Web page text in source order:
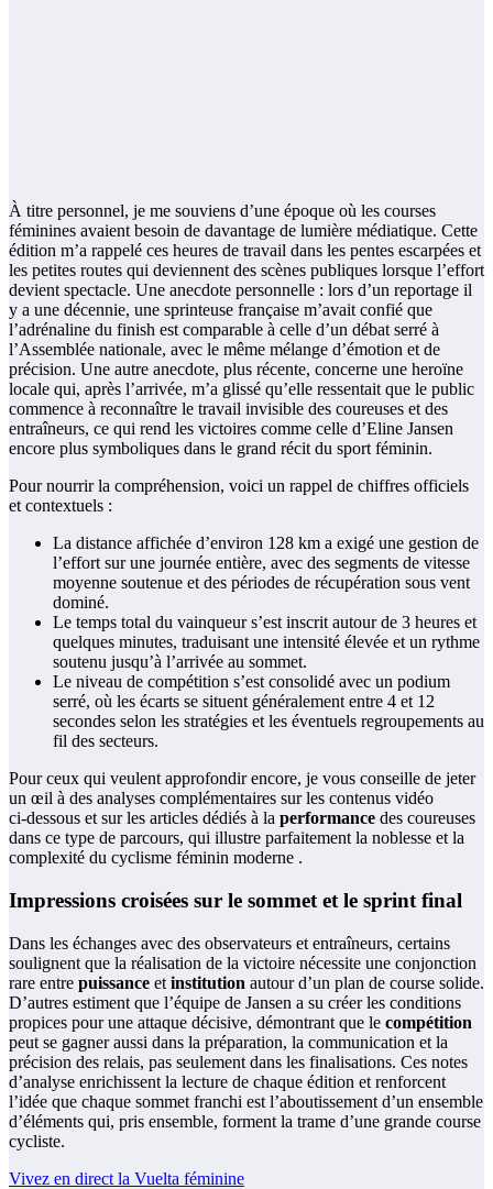
À titre personnel, je me souviens d’une époque où les courses
féminines avaient besoin de davantage de lumière médiatique. Cette
édition m’a rappelé ces heures de travail dans les pentes escarpées et
les petites routes qui deviennent des scènes publiques lorsque l’effort
devient spectacle. Une anecdote personnelle : lors d’un reportage il
y a une décennie, une sprinteuse française m’avait confié que
l’adrénaline du finish est comparable à celle d’un débat serré à
l’Assemblée nationale, avec le même mélange d’émotion et de
précision. Une autre anecdote, plus récente, concerne une heroïne
locale qui, après l’arrivée, m’a glissé qu’elle ressentait que le public
commence à reconnaître le travail invisible des coureuses et des
entraîneurs, ce qui rend les victoires comme celle d’Eline Jansen
encore plus symboliques dans le grand récit du sport féminin.
Pour nourrir la compréhension, voici un rappel de chiffres officiels
et contextuels :
La distance affichée d’environ 128 km a exigé une gestion de
l’effort sur une journée entière, avec des segments de vitesse
moyenne soutenue et des périodes de récupération sous vent
dominé.
Le temps total du vainqueur s’est inscrit autour de 3 heures et
quelques minutes, traduisant une intensité élevée et un rythme
soutenu jusqu’à l’arrivée au sommet.
Le niveau de compétition s’est consolidé avec un podium
serré, où les écarts se situent généralement entre 4 et 12
secondes selon les stratégies et les éventuels regroupements au
fil des secteurs.
Pour ceux qui veulent approfondir encore, je vous conseille de jeter
un œil à des analyses complémentaires sur les contenus vidéo
ci‑dessous et sur les articles dédiés à la performance des coureuses
dans ce type de parcours, qui illustre parfaitement la noblesse et la
complexité du cyclisme féminin moderne .
Impressions croisées sur le sommet et le sprint final
Dans les échanges avec des observateurs et entraîneurs, certains
soulignent que la réalisation de la victoire nécessite une conjonction
rare entre puissance et institution autour d’un plan de course solide.
D’autres estiment que l’équipe de Jansen a su créer les conditions
propices pour une attaque décisive, démontrant que le compétition
peut se gagner aussi dans la préparation, la communication et la
précision des relais, pas seulement dans les finalisations. Ces notes
d’analyse enrichissent la lecture de chaque édition et renforcent
l’idée que chaque sommet franchi est l’aboutissement d’un ensemble
d’éléments qui, pris ensemble, forment la trame d’une grande course
cycliste.
Vivez en direct la Vuelta féminine